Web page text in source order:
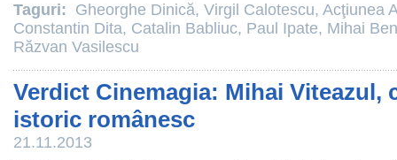
Taguri: Gheorghe Dinică, Virgil Calotescu, Acţiunea
Constantin Dita, Catalin Babliuc, Paul Ipate, Mihai
Răzvan Vasilescu
Verdict Cinemagia: Mihai Viteazul,
istoric românesc
21.11.2013